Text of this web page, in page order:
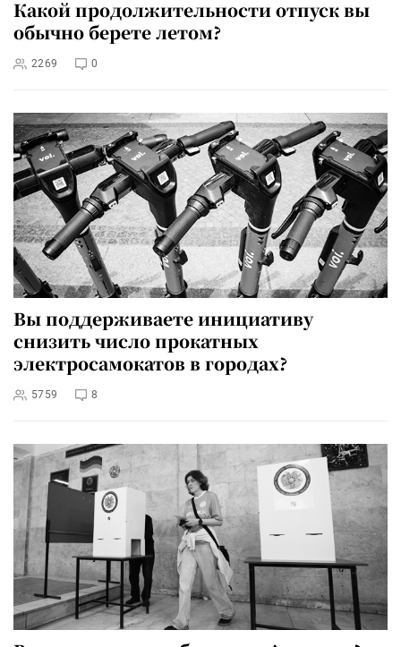
Какой продолжительности отпуск вы
обычно берете летом?
2269 0
Вы поддерживаете инициативу
снизить число прокатных
электросамокатов в городах?
5759 8